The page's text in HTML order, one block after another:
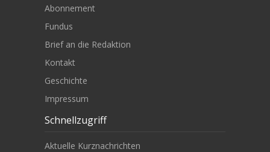
Abonnement
Fundus
Brief an die Redaktion
Kontakt
Geschichte
Impressum
Schnellzugriff
Aktuelle Kurznachrichten